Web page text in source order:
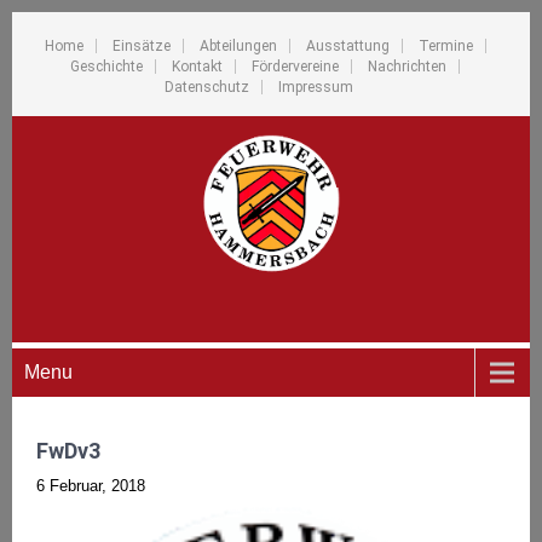
Home Einsätze Abteilungen Ausstattung
Termine
Geschichte
Kontakt Fördervereine
Nachrichten
Datenschutz
Impressum
Menu
FwDv3
6 Februar, 2018